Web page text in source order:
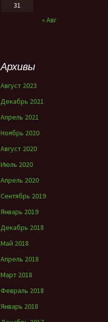
« Авг
31
Архивы
Август 2023
Декабрь 2021
Апрель 2021
Ноябрь 2020
Август 2020
Июль 2020
Апрель 2020
Сентябрь 2019
Январь 2019
Декабрь 2018
Май 2018
Апрель 2018
Март 2018
Февраль 2018
Январь 2018